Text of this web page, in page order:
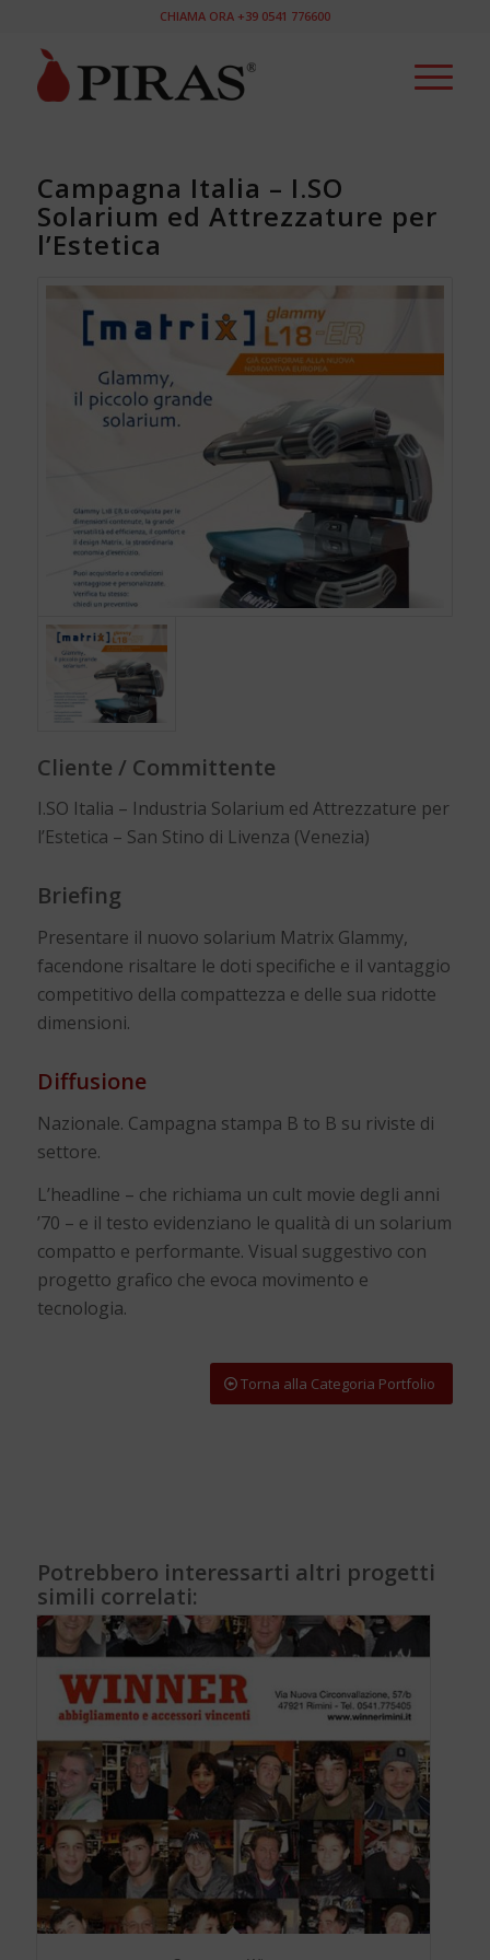
CHIAMA ORA +39 0541 776600
Campagna Italia – I.SO
Solarium ed Attrezzature per
l’Estetica
Cliente / Committente
I.SO Italia – Industria Solarium ed Attrezzature per
l’Estetica – San Stino di Livenza (Venezia)
Briefing
Presentare il nuovo solarium Matrix Glammy,
facendone risaltare le doti specifiche e il vantaggio
competitivo della compattezza e delle sua ridotte
dimensioni.
Diffusione
Nazionale. Campagna stampa B to B su riviste di
settore.
L’headline – che richiama un cult movie degli anni
’70 – e il testo evidenziano le qualità di un solarium
compatto e performante. Visual suggestivo con
progetto grafico che evoca movimento e
tecnologia.
Torna alla Categoria Portfolio
Potrebbero interessarti altri progetti
simili correlati: